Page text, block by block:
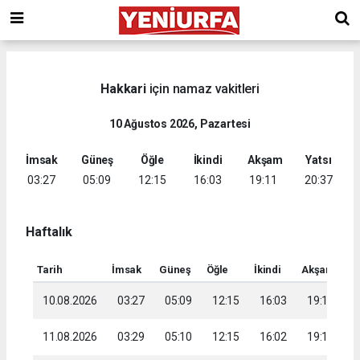
Hakkariiçin namaz vakitleri
10 Ağustos 2026, Pazartesi
İmsak
03:27
Güneş
05:09
Öğle
12:15
İkindi
16:03
Akşam
19:11
Yatsı
20:37
Haftalık
Tarih İmsak Güneş Öğle İkindi Akşam
10.08.2026 03:27 05:09 12:15 16:03 19:11
11.08.2026 03:29 05:10 12:15 16:02 19:10